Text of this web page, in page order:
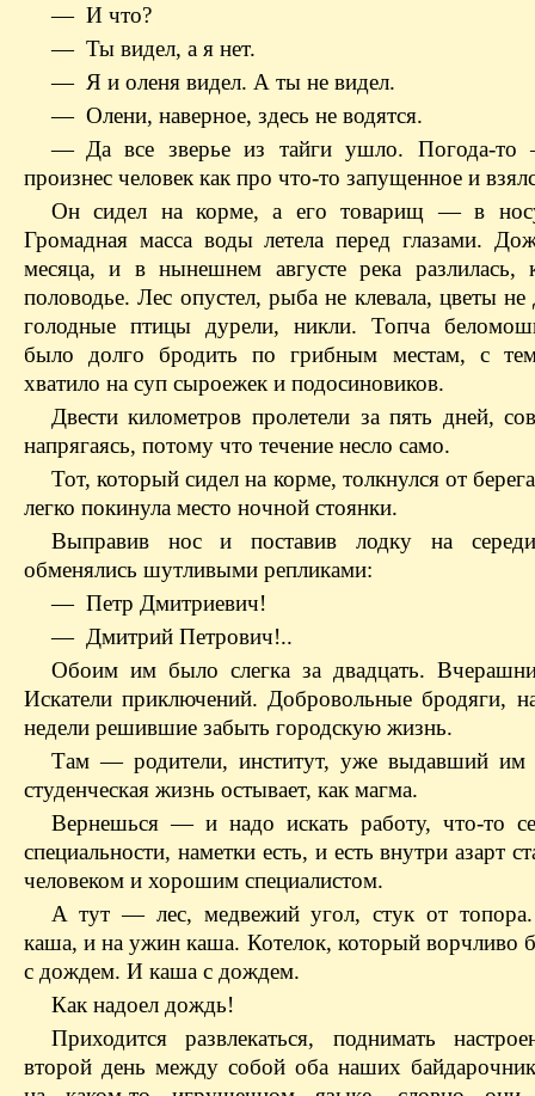
— И что?
— Ты видел, а я нет.
— Я и оленя видел. А ты не видел.
— Олени, наверное, здесь не водятся.
— Да все зверье из тайги ушло. Погода-
произнес человек как про что-то запущенное и
Он сидел на корме, а его товарищ — в
Громадная масса воды летела перед глазами.
месяца, и в нынешнем августе река разлилась,
половодье. Лес опустел, рыба не клевала, цветы не
голодные птицы дурели, никли. Топча
было долго бродить по грибным местам, с
хватило на суп сыроежек и подосиновиков.
Двести километров пролетели за пять дней,
напрягаясь, потому что течение несло само.
Тот, который сидел на корме, толкнулся от
легко покинула место ночной стоянки.
Выправив нос и поставив лодку на
обменялись шутливыми репликами:
— Петр Дмитриевич!
— Дмитрий Петрович!..
Обоим им было слегка за двадцать.
Искатели приключений. Добровольные бродяги,
недели решившие забыть городскую жизнь.
Там — родители, институт, уже выдавший
студенческая жизнь остывает, как магма.
Вернешься — и надо искать работу, что-то
специальности, наметки есть, и есть внутри азарт
человеком и хорошим специалистом.
А тут — лес, медвежий угол, стук от топора.
каша, и на ужин каша. Котелок, который ворчливо
с дождем. И каша с дождем.
Как надоел дождь!
Приходится развлекаться, поднимать
второй день между собой оба наших